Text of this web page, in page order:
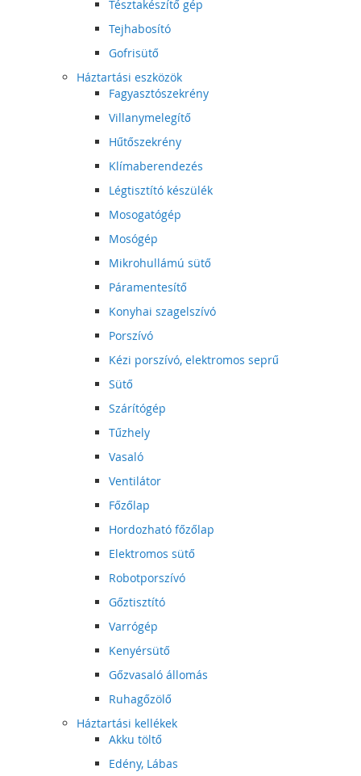
Tésztakészítő gép
Tejhabosító
Gofrisütő
Háztartási eszközök
Fagyasztószekrény
Villanymelegítő
Hűtőszekrény
Klímaberendezés
Légtisztító készülék
Mosogatógép
Mosógép
Mikrohullámú sütő
Páramentesítő
Konyhai szagelszívó
Porszívó
Kézi porszívó, elektromos seprű
Sütő
Szárítógép
Tűzhely
Vasaló
Ventilátor
Főzőlap
Hordozható főzőlap
Elektromos sütő
Robotporszívó
Gőztisztító
Varrógép
Kenyérsütő
Gőzvasaló állomás
Ruhagőzölő
Háztartási kellékek
Akku töltő
Edény, Lábas